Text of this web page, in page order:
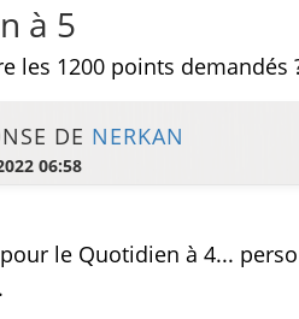
à 5
les 1200 points
DE NERKAN
06:58
le Quotidien à 4...